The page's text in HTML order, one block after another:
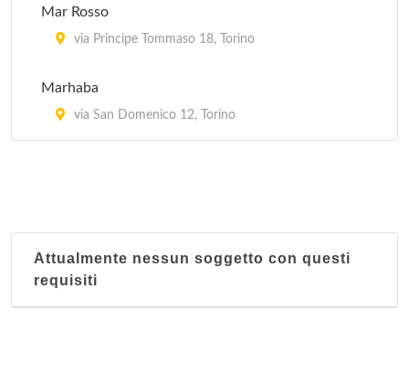
Mar Rosso
via Principe Tommaso 18, Torino
Marhaba
via San Domenico 12, Torino
Attualmente nessun soggetto con questi
requisiti